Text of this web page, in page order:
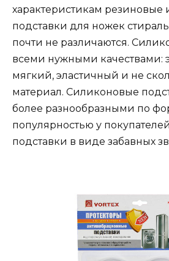
характеристикам резиновые
подставки для ножек
почти не различаются.
всеми нужными качествами:
мягкий, эластичный и не
материал. Силиконовые
более разнообразными по
популярностью у
подставки в виде забавных